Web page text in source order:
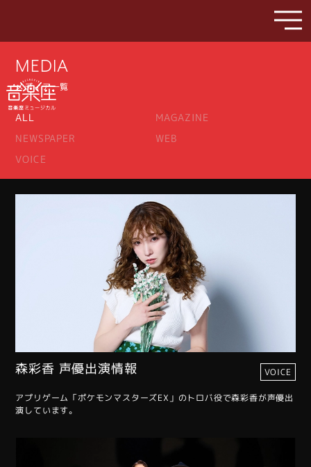
MEDIA
メディア一覧
ALL
MAGAZINE
NEWSPAPER
WEB
VOICE
森彩香 声優出演情報 VOICE
アプリゲーム「ポケモンマスターズEX」のトロバ役で森彩香が声優出
演しています。